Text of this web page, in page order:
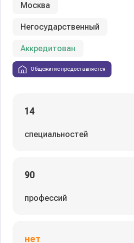
Москва
Негосударственный
Аккредитован
Общежитие предоставляется
14
специальностей
90
профессий
нет